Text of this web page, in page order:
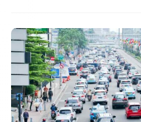
GUARDA
489
ANOS
DE
HISTÓRIA
EM
CADA
LADEIRA